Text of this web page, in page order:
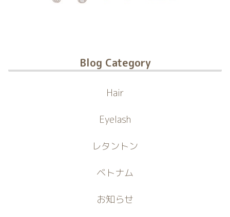
Blog Category
Hair
Eyelash
レタントン
ベトナム
お知らせ